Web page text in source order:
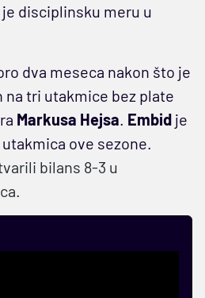
disciplinsku meru u
dva meseca nakon što je
na tri utakmice bez plate
Markusa Hejsa. Embid je
ove sezone.
bilans 8-3 u